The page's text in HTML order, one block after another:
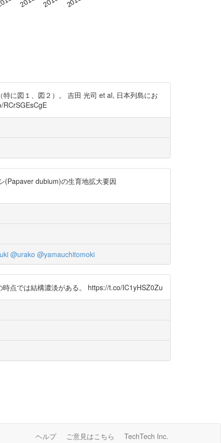
に図１、図２）。 吉田 光司 et al, 日本列島にお
RCrSGEsCgE
(Papaver dubium)の生育地拡大要因
@urako @yamauchitomoki
点では結構濃淡がある。 https://t.co/IC1yHSZ0Zu
ヘルプ ご意見はこちら TechTech Inc.